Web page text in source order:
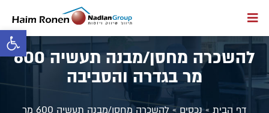
פתח
להשכרה מחסן/מבנה תעשיה 600
מר בגדרה והסביבה
דף הבית »נכסים »
להשכרה מחסן/מבנה תעשיה 600 מר